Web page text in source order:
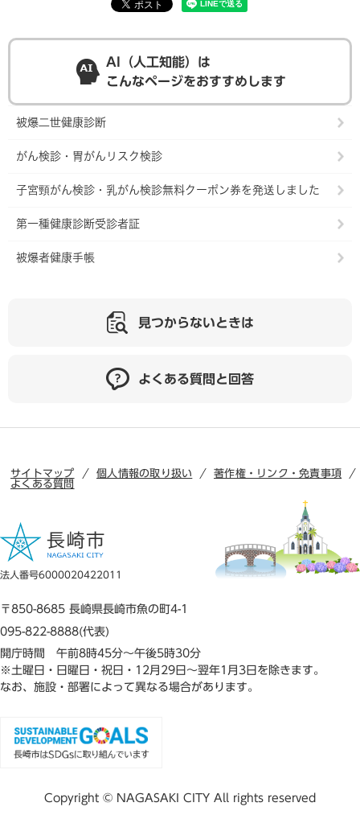
AI（人工知能）は
こんなページをおすすめします
被爆二世健康診断
がん検診・胃がんリスク検診
子宮頸がん検診・乳がん検診無料クーポン券を発送しました
第一種健康診断受診者証
被爆者健康手帳
見つからないときは
よくある質問と回答
サイトマップ 個人情報の取り扱い
著作権・リンク・免責事項
よくある質問
法人番号6000020422011
〒850-8685 長崎県長崎市魚の町4-1
095-822-8888(代表)
開庁時間 午前8時45分～午後5時30分
※土曜日・日曜日・祝日・12月29日～翌年1月3日を除きます。
なお、施設・部署によって異なる場合があります。
Copyright © NAGASAKI CITY All rights reserved